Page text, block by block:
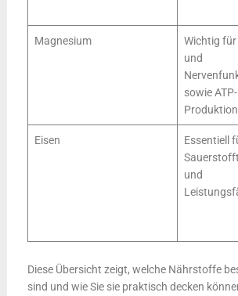
Magnesium
Wichtig
und
sowie ATP-
Produktion
Eisen
Essentiell
und
Diese Übersicht zeigt, welche Nährstoffe
sind und wie Sie sie praktisch decken